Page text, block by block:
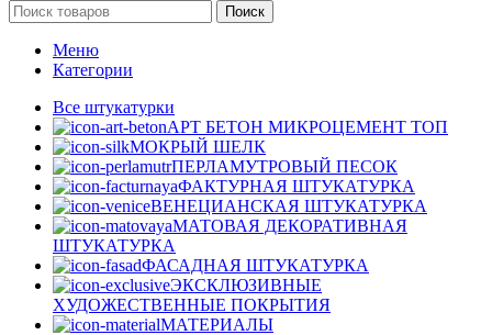
Поиск
Меню
Категории
Все штукатурки
АРТ БЕТОН МИКРОЦЕМЕНТ ТОП
МОКРЫЙ ШЕЛК
ПЕРЛАМУТРОВЫЙ ПЕСОК
ФАКТУРНАЯ ШТУКАТУРКА
ВЕНЕЦИАНСКАЯ ШТУКАТУРКА
МАТОВАЯ ДЕКОРАТИВНАЯ
ШТУКАТУРКА
ФАСАДНАЯ ШТУКАТУРКА
ЭКСКЛЮЗИВНЫЕ
ХУДОЖЕСТВЕННЫЕ ПОКРЫТИЯ
МАТЕРИАЛЫ